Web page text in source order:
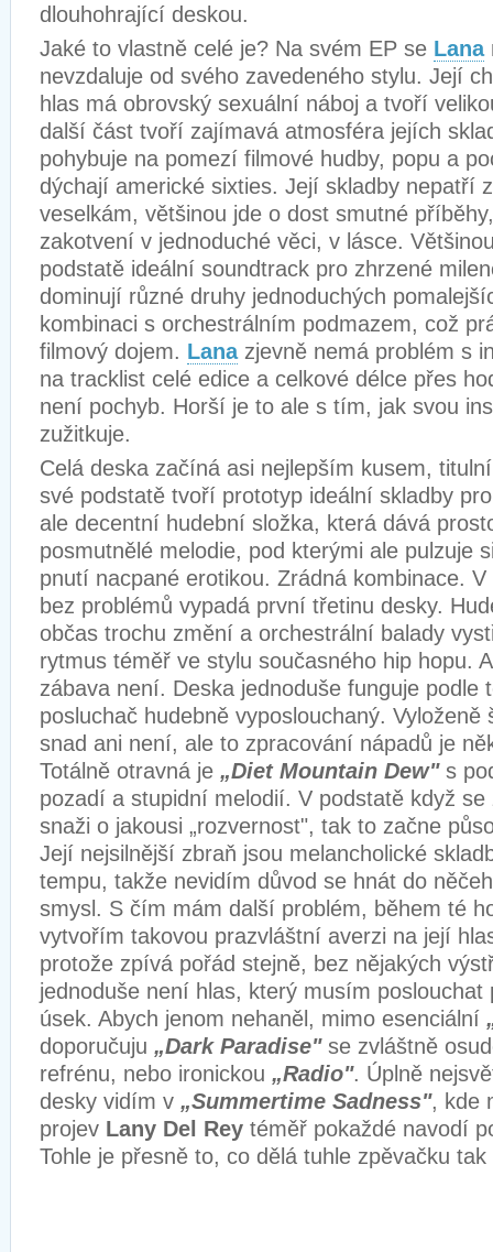
dlouhohrající deskou.
Jaké to vlastně celé je? Na svém EP se Lana
nevzdaluje od svého zavedeného stylu. Její
hlas má obrovský sexuální náboj a tvoří
další část tvoří zajímavá atmosféra jejích
pohybuje na pomezí filmové hudby, popu a
dýchají americké sixties. Její skladby nepatří
veselkám, většinou jde o dost smutné
zakotvení v jednoduché věci, v lásce.
podstatě ideální soundtrack pro zhrzené
dominují různé druhy jednoduchých
kombinaci s orchestrálním podmazem, což
filmový dojem. Lanazjevně nemá problém s
na tracklist celé edice a celkové délce přes
není pochyb. Horší je to ale s tím, jak svou
zužitkuje.
Celá deska začíná asi nejlepším kusem,
své podstatě tvoří prototyp ideální skladby
ale decentní hudební složka, která dává
posmutnělé melodie, pod kterými ale pulzuje
pnutí nacpané erotikou. Zrádná kombinace.
bez problémů vypadá první třetinu desky.
občas trochu změní a orchestrální balady
rytmus téměř ve stylu současného hip hopu.
zábava není. Deska jednoduše funguje podle
posluchač hudebně vyposlouchaný. Vyloženě
snad ani není, ale to zpracování nápadů je
Totálně otravná je „Diet Mountain Dew"s
pozadí a stupidní melodií. V podstatě když se
snaži o jakousi „rozvernost", tak to začne
Její nejsilnější zbraň jsou melancholické
tempu, takže nevidím důvod se hnát do
smysl. S čím mám další problém, během té
vytvořím takovou prazvláštní averzi na její
protože zpívá pořád stejně, bez nějakých
jednoduše není hlas, který musím poslouchat
úsek. Abych jenom nehaněl, mimo esenciální
doporučuju „Dark Paradise"se zvláštně
refrénu, nebo ironickou „Radio". Úplně
desky vidím v „Summertime Sadness", kde
projev Lany Del Rey téměř pokaždé navodí
Tohle je přesně to, co dělá tuhle zpěvačku